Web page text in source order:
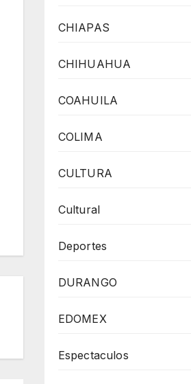
CHIAPAS
CHIHUAHUA
COAHUILA
COLIMA
CULTURA
Cultural
Deportes
DURANGO
EDOMEX
Espectaculos